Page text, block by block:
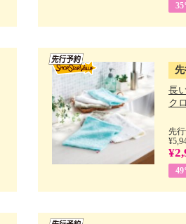
長
ク
先